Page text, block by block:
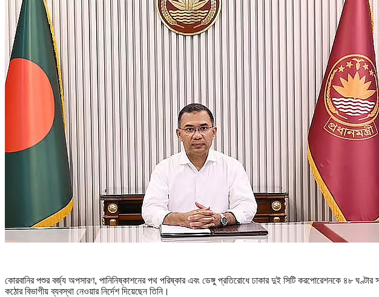
কোরবানির পশুর বর্জ্য অপসারণ, পানিনিষ্কাশনের পথ পরিষ্কার এবং ডেঙ্গু প্রতিরোধে ঢাকার দুই সিটি করপোরেশনকে ৪৮ ঘণ্টার
কঠোর বিভাগীয় ব্যবস্থা নেওয়ার নির্দেশ দিয়েছেন তিনি।